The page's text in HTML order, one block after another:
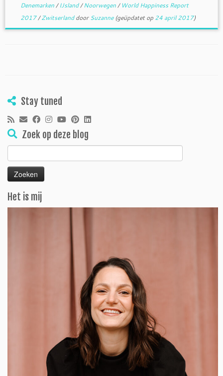
Denemarken/IJsland/Noorwegen/ World Happiness Report
2017/ZwitserlanddoorSuzanne(geüpdatet op 24 april 2017)
Stay tuned
Zoek op deze blog
Zoeken
naar:
Het is mij